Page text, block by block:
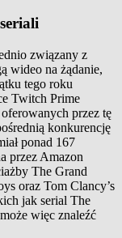
związany z
wideo na żądanie,
tego roku
Twitch Prime
przez tę
konkurencję
ponad 167
przez Amazon
The Grand
oraz Tom Clancy’s
jak serial The
więc znaleźć